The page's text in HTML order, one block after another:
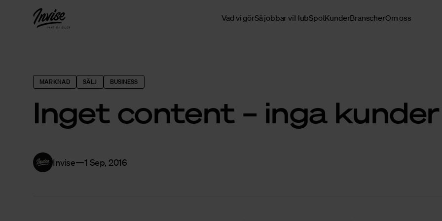
Vad vi görSå jobbar viHubSpotKunderBranscherOm oss
MARKNAD SÄLJ BUSINESS
Inget content – inga kunder
Invise 1 Sep, 2016